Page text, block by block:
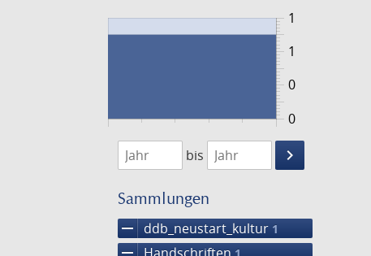
0
1
0
1
1474
1475
bis
keyboard_arrow_right
Suche
Sammlungen
remove ddb_neustart_kultur 1